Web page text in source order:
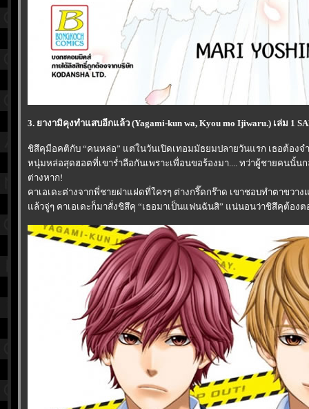
3. ยางามิคุงทำแสบอีกแล้ว (Yagami-kun wa, Kyou mo Ijiwaru.) เล่ม 1
ชิสึคุมีอคติกับ “คนหล่อ” แต่ในวันเปิดเทอมมัธยมปลายวันแรก เธอต้องจ
หนุ่มหล่อสุดฮอตที่เขาร่ำลือกันเพราะเพื่อนขอร้องมา.... ทว่าผู้ชายคนนั้น
ต่างหาก!
คาเอเดะต่างจากพี่ชายฝาแฝดที่ใครๆ ต่างกรี๊ดกร๊าด เขาชอบทำตาขวา
ล้วจู่ๆ คาเอเดะก็มาสั่งชิสึคุ “เธอมาเป็นแฟนฉันสิ” แน่นอนว่าชิสึคุต้องต